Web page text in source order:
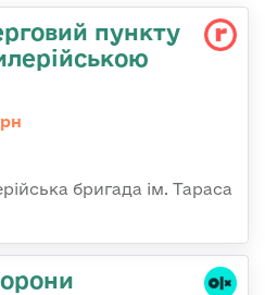
пункту
бригада ім. Тараса